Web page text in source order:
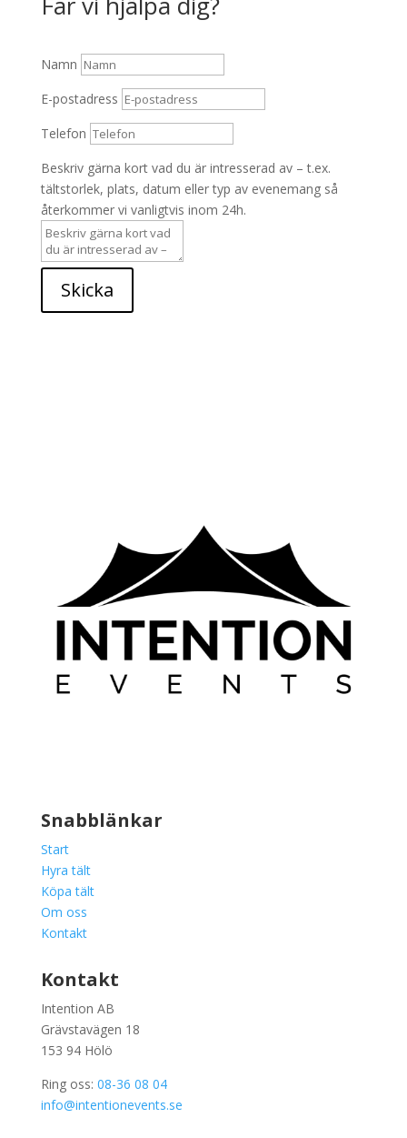
Namn
E-postadress
Telefon
Beskriv gärna kort vad du är intresserad av – t.ex.
tältstorlek, plats, datum eller typ av evenemang så
återkommer vi vanligtvis inom 24h.
Skicka
Snabblänkar
Start
Hyra tält
Köpa tält
Om oss
Kontakt
Kontakt
Intention AB
Grävstavägen 18
153 94 Hölö
Ring oss: 08-36 08 04
info@intentionevents.se